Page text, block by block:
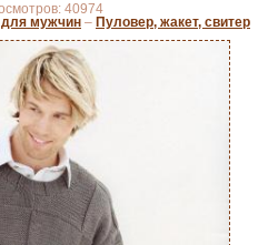
40974
для мужчин – Пуловер, жакет, свитер